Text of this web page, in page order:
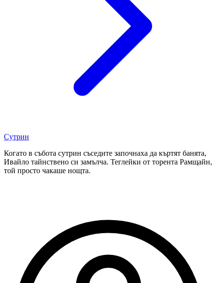
Сутрин
Когато в събота сутрин съседите започнаха да къртят банята,
Ивайло тайнствено си замълча. Теглейки от торента Рамщайн,
той просто чакаше нощта.